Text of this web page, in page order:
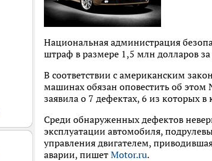
Национальная администрация
штраф в размере 1,5 млн долларов
В соответствии с американским
машинах обязан оповестить об этом
заявила о 7 дефектах, 6 из которых
Среди обнаруженных дефектов
эксплуатации автомобиля,
управления двигателем,
аварии, пишет Motor.ru.